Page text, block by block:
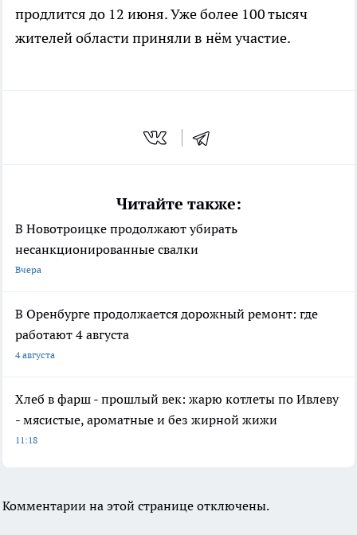
продлится до 12 июня. Уже более 100 тысяч
жителей области приняли в нём участие.
Читайте также:
В Новотроицке продолжают убирать
несанкционированные свалки
Вчера
В Оренбурге продолжается дорожный ремонт: где
работают 4 августа
4 августа
Хлеб в фарш - прошлый век: жарю котлеты по Ивлеву
- мясистые, ароматные и без жирной жижи
11:18
Комментарии на этой странице отключены.